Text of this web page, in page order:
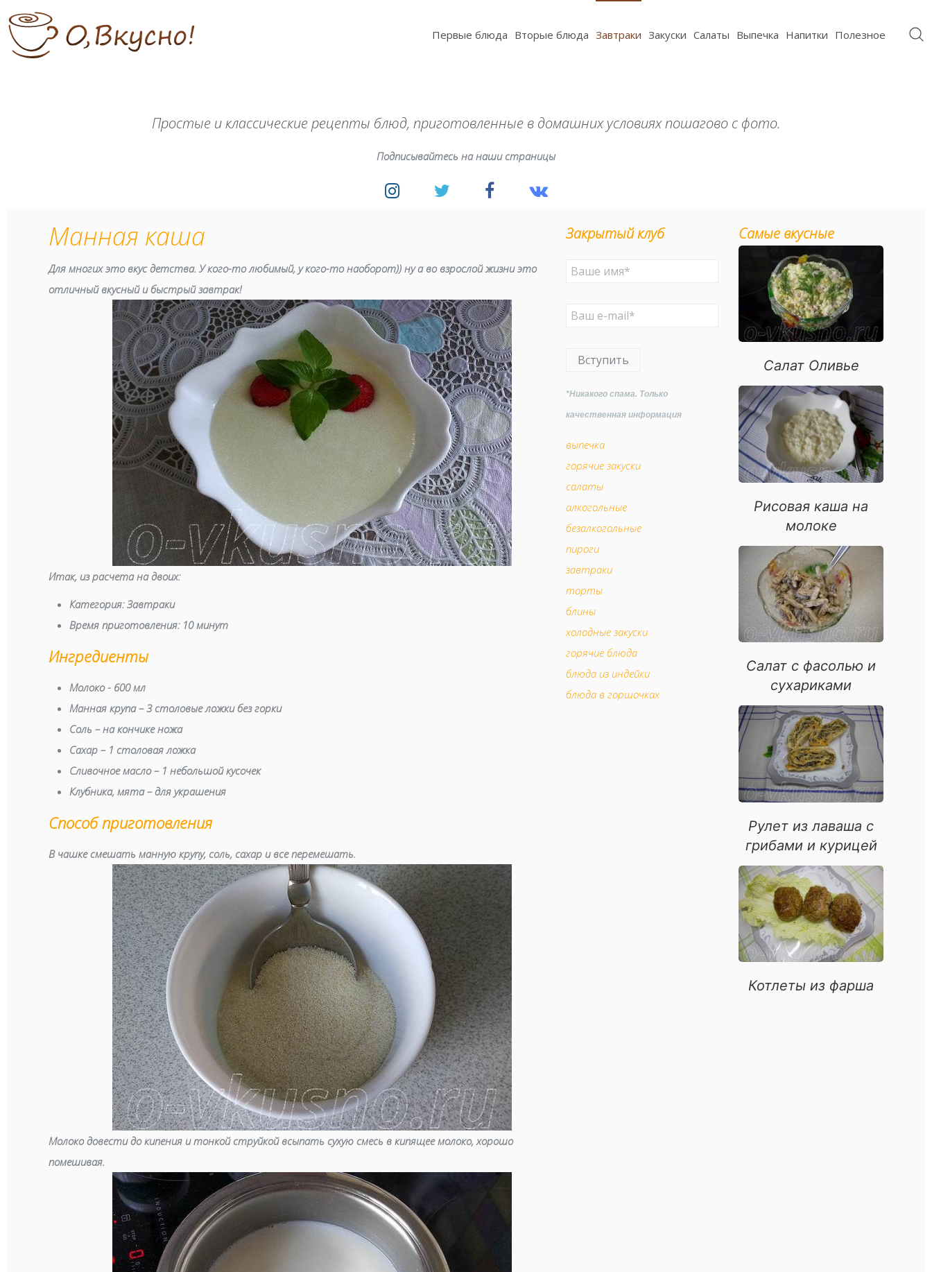
Первые блюда Вторые блюда Завтраки Закуски Салаты Выпечка Напитки Полезное
Простые и классические рецепты блюд, приготовленные в домашних условиях пошагово с фото.
Подписывайтесь на наши страницы
Манная каша
Для многих это вкус детства. У кого-то любимый, у кого-то наоборот)) ну а во взрослой жизни это
отличный вкусный и быстрый завтрак!
Итак, из расчета на двоих:
Категория:Завтраки
Время приготовления: 10 минут
Ингредиенты
Молоко - 600 мл
Манная крупа – 3 столовые ложки без горки
Соль – на кончике ножа
Сахар – 1 столовая ложка
Сливочное масло – 1 небольшой кусочек
Клубника, мята – для украшения
Способ приготовления
В чашке смешать манную крупу, соль, сахар и все перемешать.
Молоко довести до кипения и тонкой струйкой всыпать сухую смесь в кипящее молоко, хорошо
помешивая.
Закрытый клуб
Вступить
*Никакого спама. Только
качественная информация
выпечка
горячие закуски
салаты
алкогольные
безалкогольные
пироги
завтраки
торты
блины
холодные закуски
горячие блюда
блюда из индейки
блюда в горшочках
Самые вкусные
Салат Оливье
Рисовая каша на
молоке
Салат с фасолью и
сухариками
Рулет из лаваша с
грибами и курицей
Котлеты из фарша